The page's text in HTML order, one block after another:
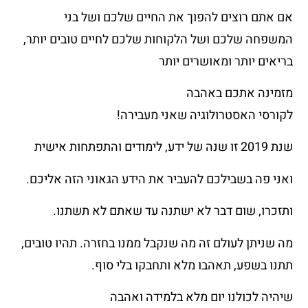
אם אתם רוצים להפוך את החיים שלכם ושל בני
המשפחה שלכם ושל הלקוחות שלכם לחיים טובים יותר,
בריאים יותר ומאושרים יותר
מזמינה אתכם באהבה
לקורסי האסטרולוגיה שאני מעבירה!
שנת 2019 זו שנה של ידע, לימודים והתפתחות אישית
ואני פה בשבילכם להעביר את הידע הגאוני הזה אליכם.
ותזכרו, שום דבר לא ישתנה עד שאתם לא תשתנו.
מה שניתן לעולם זה מה שנקבל ממנו בחזרה. תהיו טובים,
תתנו בשפע, תאהבו מלא ותחבקו בלי סוף.
שיהיה לכולנו יום מלא בלמידה ואהבה